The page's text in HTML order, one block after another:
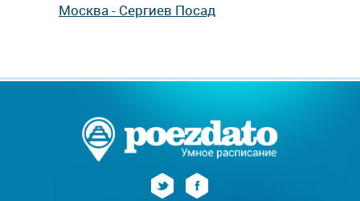
Москва - Сергиев Посад